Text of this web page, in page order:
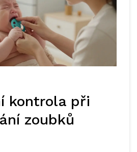
kontrola při
zoubků